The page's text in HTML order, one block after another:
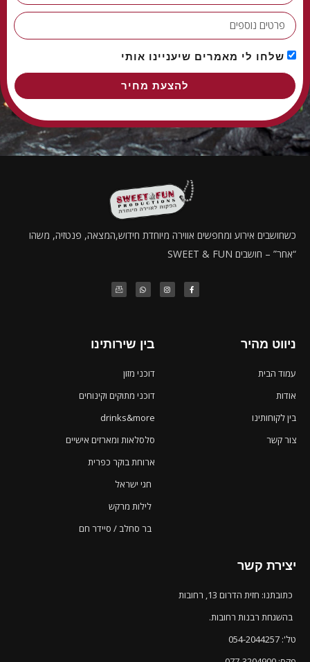
שלחו לי מאמרים שיעניינו אותי
להצעת מחיר
כשחושבים אירוע ומחפשים אווירה מיוחדת חידוש,המצאה, פנטזיה, משהו
“אחר” – חושבים SWEET & FUN
ניווט מהיר
עמוד הבית
אודות
בין לקוחותינו
צור קשר
בין שירותינו
דוכני מזון
דוכני מתוקים וקינוחים
drinks&more
סלסלאות ומארזים אישיים
ארוחת בוקר כפרית
חגי ישראל
לילות מרקש
בר סחלב / סיידר חם
יצירת קשר
כתובתנו: חזית הדרום 13, רחובות
בהשגחת רבנות רחובות.
טל': 054-2044257